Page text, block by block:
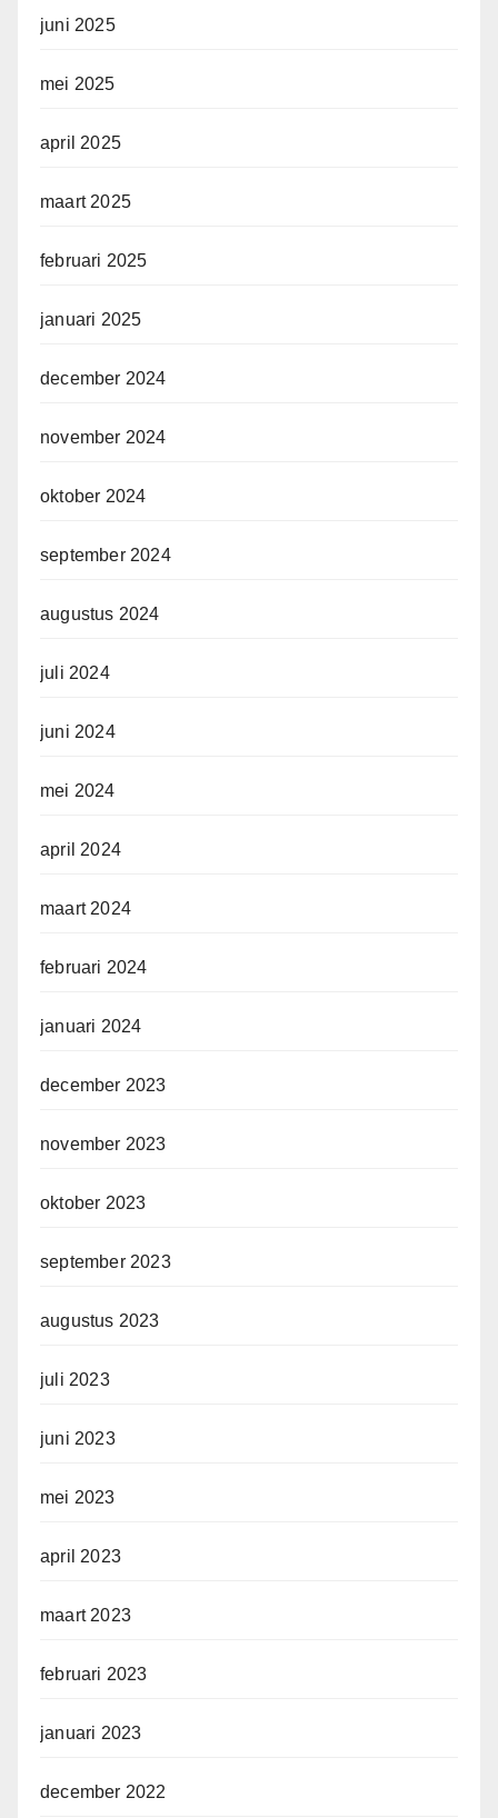
juni 2025
mei 2025
april 2025
maart 2025
februari 2025
januari 2025
december 2024
november 2024
oktober 2024
september 2024
augustus 2024
juli 2024
juni 2024
mei 2024
april 2024
maart 2024
februari 2024
januari 2024
december 2023
november 2023
oktober 2023
september 2023
augustus 2023
juli 2023
juni 2023
mei 2023
april 2023
maart 2023
februari 2023
januari 2023
december 2022